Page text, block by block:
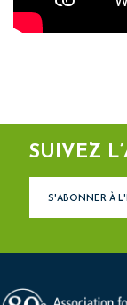
SUIVEZ
S'ABONNER À